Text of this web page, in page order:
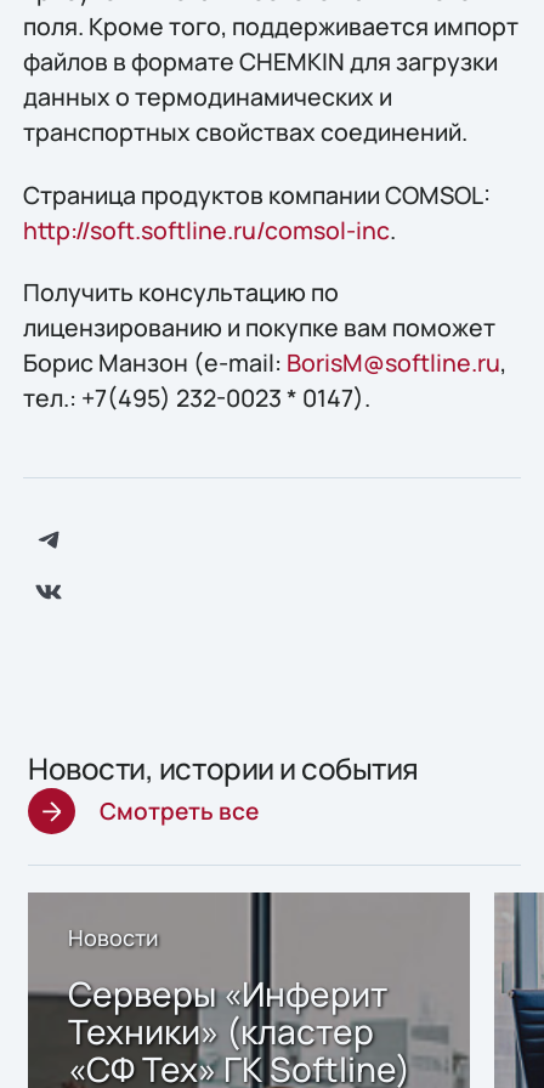
поля. Кроме того, поддерживается импорт
файлов в формате CHEMKIN для загрузки
данных о термодинамических и
транспортных свойствах соединений.
Страница продуктов компании COMSOL:
http://soft.softline.ru/comsol-inc.
Получить конcультацию по
лицензированию и покупке вам поможет
Борис Манзон (e-mail: BorisM@softline.ru,
тел.: +7(495) 232-0023 * 0147).
Новости, истории и события
Смотреть все
Новости
Серверы «Инферит
Техники» (кластер
«СФ Тех» ГК Softline)